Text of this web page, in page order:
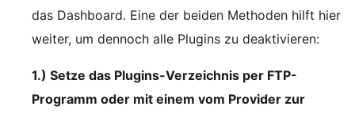
das Dashboard. Eine der beiden Methoden hilft hier
weiter, um dennoch alle Plugins zu deaktivieren:
1.) Setze das Plugins-Verzeichnis per FTP-
Programm oder mit einem vom Provider zur